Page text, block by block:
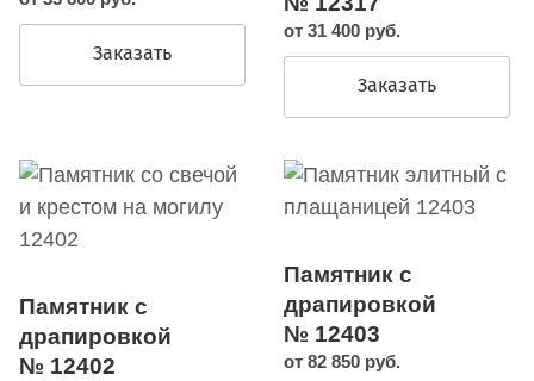
Заказать
от 31 400 руб.
Заказать
Памятник с
драпировкой
№ 12402
Памятник с
драпировкой
№ 12403
от 82 850 руб.